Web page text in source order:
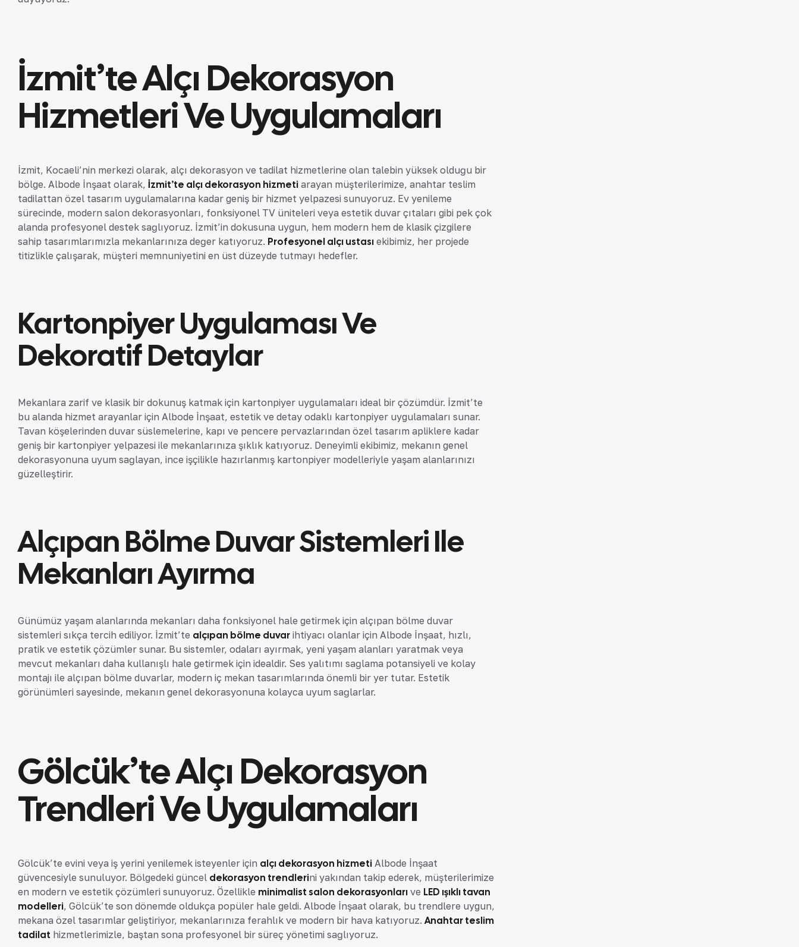
İzmit’te Alçı Dekorasyon
Hizmetleri Ve Uygulamaları
İzmit, Kocaeli’nin merkezi olarak, alçı dekorasyon ve tadilat hizmetlerine olan talebin yüksek olduğu bir
bölge. Albode İnşaat olarak, İzmit’te alçı dekorasyon hizmeti arayan müşterilerimize, anahtar teslim
tadilattan özel tasarım uygulamalarına kadar geniş bir hizmet yelpazesi sunuyoruz. Ev yenileme
sürecinde, modern salon dekorasyonları, fonksiyonel TV üniteleri veya estetik duvar çıtaları gibi pek çok
alanda profesyonel destek sağlıyoruz. İzmit’in dokusuna uygun, hem modern hem de klasik çizgilere
sahip tasarımlarımızla mekanlarınıza değer katıyoruz. Profesyonel alçı ustası ekibimiz, her projede
titizlikle çalışarak, müşteri memnuniyetini en üst düzeyde tutmayı hedefler.
Kartonpiyer Uygulaması Ve
Dekoratif Detaylar
Mekanlara zarif ve klasik bir dokunuş katmak için kartonpiyer uygulamaları ideal bir çözümdür. İzmit’te
bu alanda hizmet arayanlar için Albode İnşaat, estetik ve detay odaklı kartonpiyer uygulamaları sunar.
Tavan köşelerinden duvar süslemelerine, kapı ve pencere pervazlarından özel tasarım apliklere kadar
geniş bir kartonpiyer yelpazesi ile mekanlarınıza şıklık katıyoruz. Deneyimli ekibimiz, mekanın genel
dekorasyonuna uyum sağlayan, ince işçilikle hazırlanmış kartonpiyer modelleriyle yaşam alanlarınızı
güzelleştirir.
Alçıpan Bölme Duvar Sistemleri Ile
Mekanları Ayırma
Günümüz yaşam alanlarında mekanları daha fonksiyonel hale getirmek için alçıpan bölme duvar
sistemleri sıkça tercih ediliyor. İzmit’te alçıpan bölme duvar ihtiyacı olanlar için Albode İnşaat, hızlı,
pratik ve estetik çözümler sunar. Bu sistemler, odaları ayırmak, yeni yaşam alanları yaratmak veya
mevcut mekanları daha kullanışlı hale getirmek için idealdir. Ses yalıtımı sağlama potansiyeli ve kolay
montajı ile alçıpan bölme duvarlar, modern iç mekan tasarımlarında önemli bir yer tutar. Estetik
görünümleri sayesinde, mekanın genel dekorasyonuna kolayca uyum sağlarlar.
Gölcük’te Alçı Dekorasyon
Trendleri Ve Uygulamaları
Gölcük’te evini veya iş yerini yenilemek isteyenler için alçı dekorasyon hizmeti Albode İnşaat
güvencesiyle sunuluyor. Bölgedeki güncel dekorasyon trendlerini yakından takip ederek, müşterilerimize
en modern ve estetik çözümleri sunuyoruz. Özellikle minimalist salon dekorasyonları ve LED ışıklı tavan
modelleri, Gölcük’te son dönemde oldukça popüler hale geldi. Albode İnşaat olarak, bu trendlere uygun,
mekana özel tasarımlar geliştiriyor, mekanlarınıza ferahlık ve modern bir hava katıyoruz.Anahtar teslim
tadilat hizmetlerimizle, baştan sona profesyonel bir süreç yönetimi sağlıyoruz.